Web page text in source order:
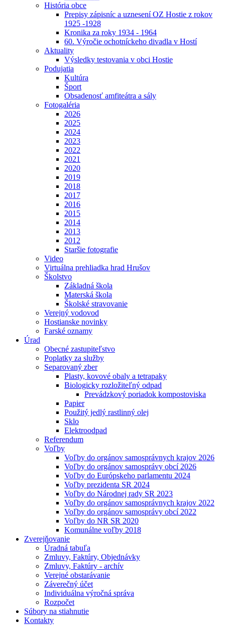
História obce
Prepisy zápisníc a uznesení OZ Hostie z rokov
1925 -1928
Kronika za roky 1934 - 1964
60. Výročie ochotníckeho divadla v Hostí
Aktuality
Výsledky testovania v obci Hostie
Podujatia
Kultúra
Šport
Obsadenosť amfiteátra a sály
Fotogaléria
2026
2025
2024
2023
2022
2021
2020
2019
2018
2017
2016
2015
2014
2013
2012
Staršie fotografie
Video
Virtuálna prehliadka hrad Hrušov
Školstvo
Základná škola
Materská škola
Školské stravovanie
Verejný vodovod
Hostianske novinky
Farské oznamy
Úrad
Obecné zastupiteľstvo
Poplatky za služby
Separovaný zber
Plasty, kovové obaly a tetrapaky
Biologicky rozložiteľný odpad
Prevádzkový poriadok kompostoviska
Papier
Použitý jedlý rastlinný olej
Sklo
Elektroodpad
Referendum
Voľby
Voľby do orgánov samosprávnych krajov 2026
Voľby do orgánov samosprávy obcí 2026
Voľby do Európskeho parlamentu 2024
Voľby prezidenta SR 2024
Voľby do Národnej rady SR 2023
Voľby do orgánov samosprávnych krajov 2022
Voľby do orgánov samosprávy obcí 2022
Voľby do NR SR 2020
Komunálne voľby 2018
Zverejňovanie
Úradná tabuľa
Zmluvy, Faktúry, Objednávky
Zmluvy, Faktúry - archív
Verejné obstarávanie
Záverečný účet
Individuálna výročná správa
Rozpočet
Súbory na stiahnutie
Kontakty